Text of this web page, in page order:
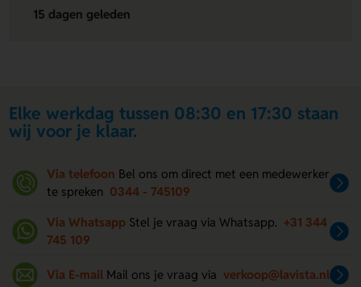
15 dagen geleden
Elke werkdag tussen 08:30 en 17:30 staan
wij voor je klaar.
Via telefoon Bel ons om direct met een medewerker
te spreken 0344 - 745109
Via Whatsapp Stel je vraag via Whatsapp. +31 344
745 109
Via E-mail Mail ons je vraag via verkoop@lavista.nl